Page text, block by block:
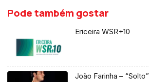
Pode também gostar
Ericeira WSR+10
João Farinha – “Solto”